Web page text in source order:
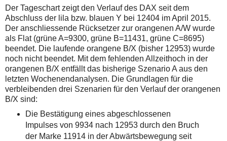
späteren
Zeitpunkt
noch
einmal.
Sollte
das
Problem
weiterbestehen
bitte
ich
um
Kontaktaufnahme
per
Mail
robbys-
elliottwellen@online.de.
Bis
Der Tageschart zeigt den Verlauf des DAX seit dem
Abschluss der lila bzw. blauen Y bei 12404 im April 2015.
Der anschliessende Rücksetzer zur orangenen A/W wurde
als Flat (grüne A=9300, grüne B=11431, grüne C=8695)
beendet. Die laufende orangene B/X (bisher 12953) wurde
noch nicht beendet. Mit dem fehlenden Allzeithoch in der
orangenen B/X entfällt das bisherige Szenario A aus den
letzten Wochenendanalysen. Die Grundlagen für die
verbleibenden drei Szenarien für den Verlauf der orangenen
B/X sind:
Die Bestätigung eines abgeschlossenen
Impulses von 9934 nach 12953 durch den Bruch
der Marke 11914 in der Abwärtsbewegung seit